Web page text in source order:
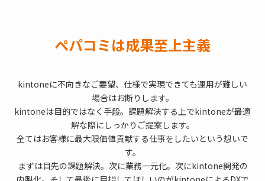
ペパコミは成果至上主義
kintoneに不向きなご要望、仕様で実現できても運用が難しい
場合はお断りします。
kintoneは目的ではなく手段。課題解決する上でkintoneが最適
解な際にしっかりご提案します。
全てはお客様に最大限価値貢献する仕事をしたいという想いで
す。
まずは目先の課題解決。次に業務一元化。次にkintone開発の